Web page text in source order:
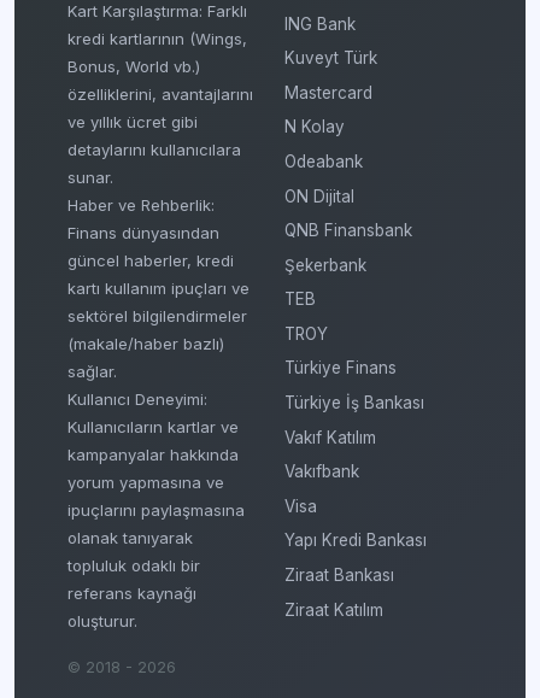
Kart Karşılaştırma: Farklı
kredi kartlarının (Wings,
Bonus, World vb.)
özelliklerini, avantajlarını
ve yıllık ücret gibi
detaylarını kullanıcılara
sunar.
Haber ve Rehberlik:
Finans dünyasından
güncel haberler, kredi
kartı kullanım ipuçları ve
sektörel bilgilendirmeler
(makale/haber bazlı)
sağlar.
Kullanıcı Deneyimi:
Kullanıcıların kartlar ve
kampanyalar hakkında
yorum yapmasına ve
ipuçlarını paylaşmasına
olanak tanıyarak
topluluk odaklı bir
referans kaynağı
oluşturur.
© 2018 - 2026
ING Bank
Kuveyt Türk
Mastercard
N Kolay
Odeabank
ON Dijital
QNB Finansbank
Şekerbank
TEB
TROY
Türkiye Finans
Türkiye İş Bankası
Vakıf Katılım
Vakıfbank
Visa
Yapı Kredi Bankası
Ziraat Bankası
Ziraat Katılım